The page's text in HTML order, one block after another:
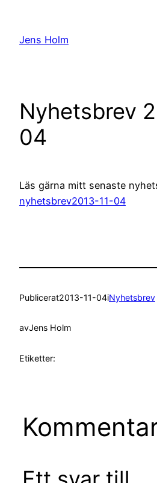
innehåll
Jens Holm
Nyhetsbrev
04
Läs gärna mitt senaste
nyhetsbrev2013-11-04
Publicerat2013-11-04iNyhetsbrev
avJens Holm
Etiketter: